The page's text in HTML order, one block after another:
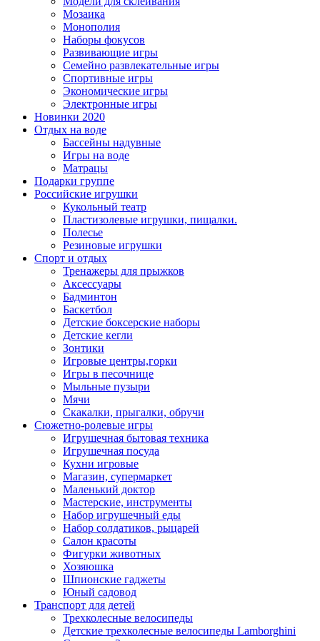
Мозаика
Монополия
Наборы фокусов
Развивающие игры
Семейно развлекательные игры
Спортивные игры
Экономические игры
Электронные игры
Новинки 2020
Отдых на воде
Бассейны надувные
Игры на воде
Матрацы
Подарки группе
Российские игрушки
Кукольный театр
Пластизолевые игрушки, пищалки.
Полесье
Резиновые игрушки
Спорт и отдых
Тренажеры для прыжков
Аксессуары
Бадминтон
Баскетбол
Детские боксерские наборы
Детские кегли
Зонтики
Игровые центры,горки
Игры в песочнице
Мыльные пузыри
Мячи
Скакалки, прыгалки, обручи
Сюжетно-ролевые игры
Игрушечная бытовая техника
Игрушечная посуда
Кухни игровые
Магазин, супермаркет
Маленький доктор
Мастерские, инструменты
Набор игрушечный еды
Набор солдатиков, рыцарей
Салон красоты
Фигурки животных
Хозяюшка
Шпионские гаджеты
Юный садовод
Транспорт для детей
Трехколесные велосипеды
Детские трехколесные велосипеды Lamborghini